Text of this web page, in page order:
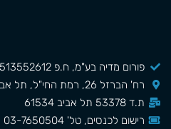
פורום מדיה בע"מ, ח.פ 513552612
רח' הברזל 26, רמת החי"ל, תל אביב
ת.ד 53378 תל אביב 61534
רישום לכנסים, טל' 03-7650504